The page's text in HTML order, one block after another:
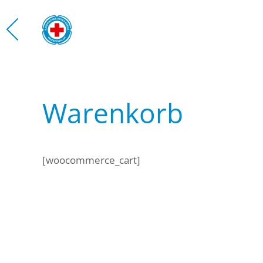
Zum Hauptinhalt springen
Warenkorb
[woocommerce_cart]